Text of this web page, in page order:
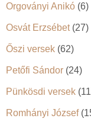
Orgoványi Anikó (6)
Osvát Erzsébet(27)
Őszi versek (62)
Petőfi Sándor (24)
Pünkösdi versek
Romhányi József